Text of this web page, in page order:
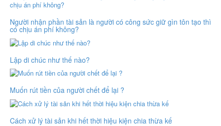
Người nhận phần tài sản là người có công sức giữ gìn tôn tạo thì
có chịu án phí không?
Lập di chúc như thế nào?
Muốn rút tiền của người chết để lại ?
Cách xử lý tài sản khi hết thời hiệu kiện chia thừa kế